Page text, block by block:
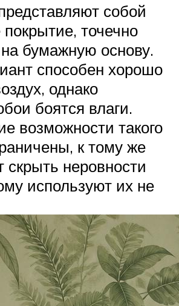
собой
точечно
бумажную основу.
способен хорошо
однако
боятся влаги.
возможности такого
к тому же
скрыть неровности
используют их не